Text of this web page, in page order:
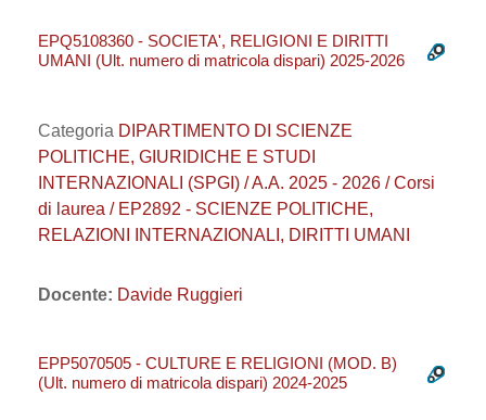
EPQ5108360 - SOCIETA', RELIGIONI E DIRITTI
UMANI (Ult. numero di matricola dispari) 2025-2026
Categoria DIPARTIMENTO DI SCIENZE
POLITICHE, GIURIDICHE E STUDI
INTERNAZIONALI (SPGI) / A.A. 2025 - 2026 / Corsi
di laurea / EP2892 - SCIENZE POLITICHE,
RELAZIONI INTERNAZIONALI, DIRITTI UMANI
Docente: Davide Ruggieri
EPP5070505 - CULTURE E RELIGIONI (MOD. B)
(Ult. numero di matricola dispari) 2024-2025